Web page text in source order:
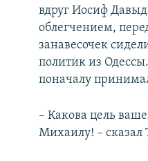
вдруг Иосиф
облегчением,
занавесочек
политик из
поначалу
– Какова цель
Михаилу! – сказал